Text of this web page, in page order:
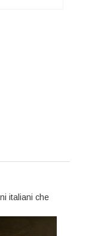
italiani che